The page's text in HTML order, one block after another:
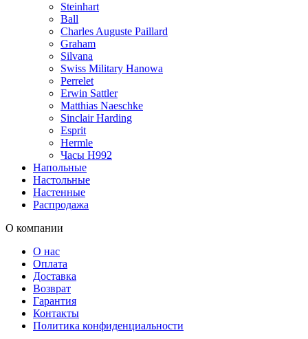
Steinhart
Ball
Charles Auguste Paillard
Graham
Silvana
Swiss Military Hanowa
Perrelet
Erwin Sattler
Matthias Naeschke
Sinclair Harding
Esprit
Hermle
Часы H992
Напольные
Настольные
Настенные
Распродажа
О компании
О нас
Оплата
Доставка
Возврат
Гарантия
Контакты
Политика конфиденциальности